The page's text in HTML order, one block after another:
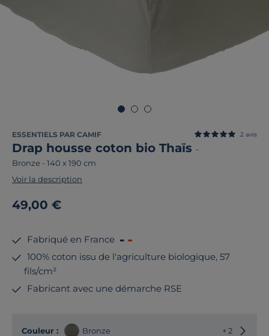
ESSENTIELS PAR CAMIF
Drap housse coton bio Thaïs -
Bronze - 140 x 190 cm
2 avis
Voir la description
49,00 €
Fabriqué en France
100% coton issu de l'agriculture biologique, 57
fils/cm²
Fabricant avec une démarche RSE
Couleur : Bronze + 2